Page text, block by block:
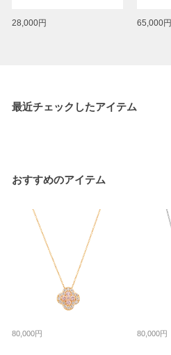
28,000円 65,000円
最近チェックしたアイテム
おすすめのアイテム
80,000円 80,000円